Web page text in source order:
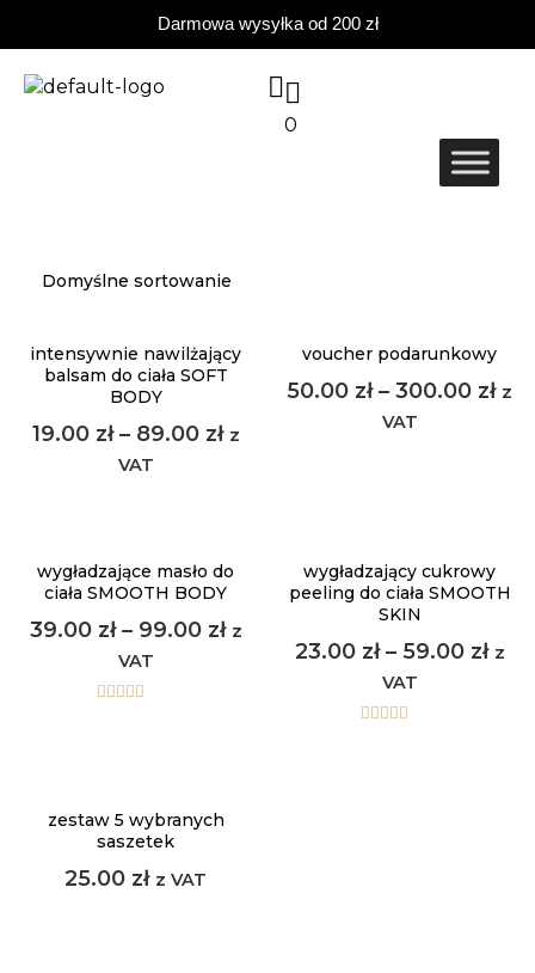
Darmowa wysyłka od 200 zł
0
intensywnie nawilżający
balsam do ciała SOFT
BODY
19.00 zł– 89.00 zł z
VAT
voucher podarunkowy
50.00 zł– 300.00 zł z
VAT
wygładzające masło do
ciała SMOOTH BODY
39.00 zł– 99.00 zł z
VAT
wygładzający cukrowy
peeling do ciała SMOOTH
SKIN
23.00 zł– 59.00 zł z
VAT
zestaw 5 wybranych
saszetek
25.00 zł z VAT